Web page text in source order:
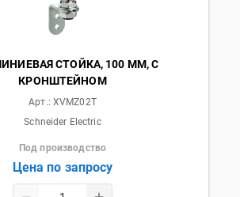
СТОЙКА, 100 ММ, С
КРОНШТЕЙНОМ
Арт.: XVMZ02T
Schneider Electric
Под производство
Цена по запросу